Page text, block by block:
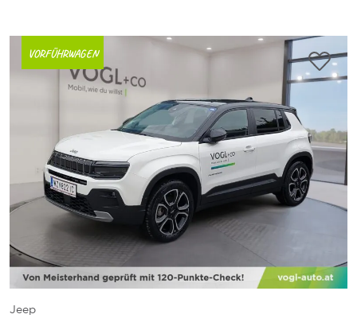
VORFÜHRWAGEN
Jeep